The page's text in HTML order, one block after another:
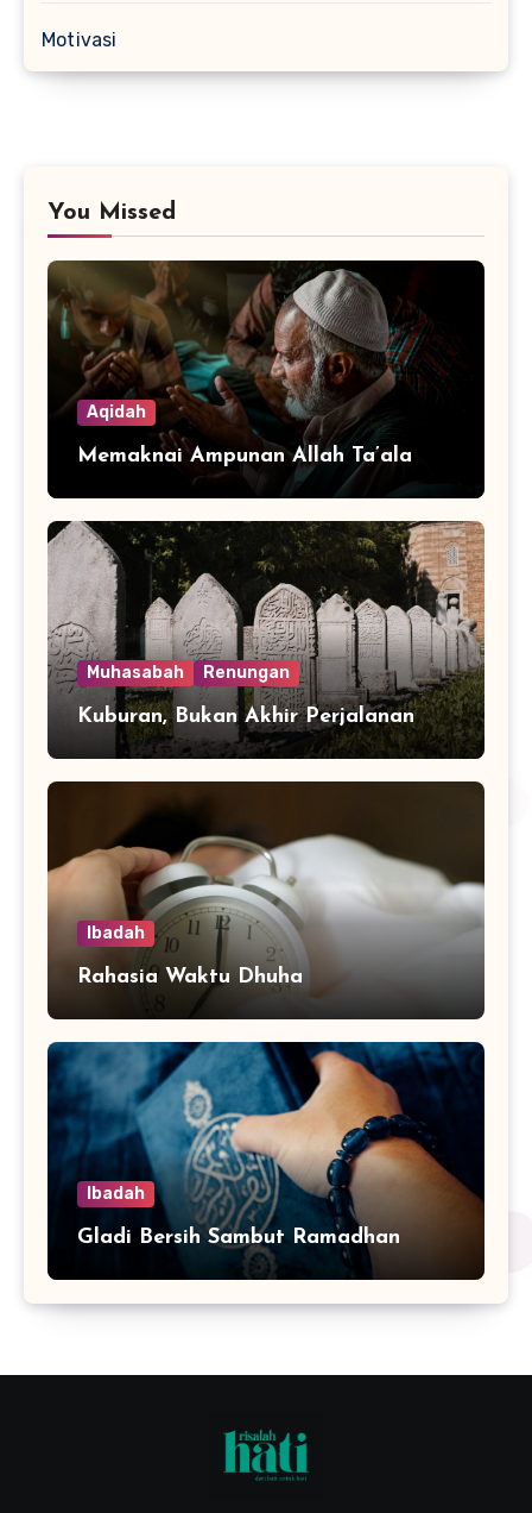
Motivasi
You Missed
Aqidah
Memaknai Ampunan Allah Ta’ala
Muhasabah Renungan
Kuburan, Bukan Akhir Perjalanan
Ibadah
Rahasia Waktu Dhuha
Ibadah
Gladi Bersih Sambut Ramadhan